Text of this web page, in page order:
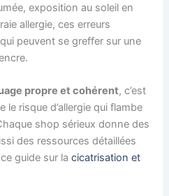
exposition au soleil en
allergie, ces erreurs
peuvent se greffer sur une
propre et cohérent, c’est
le risque d’allergie qui flambe
shop sérieux donne des
des ressources détaillées
guide sur lacicatrisation et